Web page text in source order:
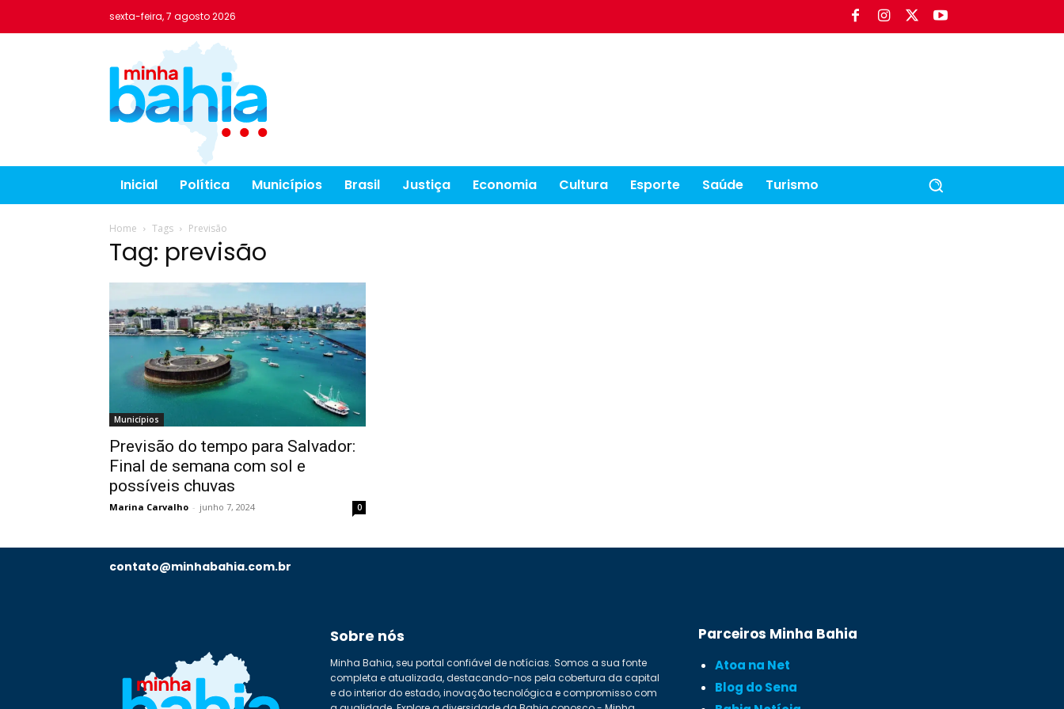
sexta-feira, 7 agosto 2026
Inicial Política Municípios Brasil Justiça Economia Cultura Esporte Saúde Turismo
Home Tags Previsão
Tag: previsão
Municípios
Previsão do tempo para Salvador:
Final de semana com sol e
possíveis chuvas
Marina Carvalho - junho 7, 2024 0
contato@minhabahia.com.br
Sobre nós
Minha Bahia, seu portal confiável de notícias. Somos a sua fonte
completa e atualizada, destacando-nos pela cobertura da capital
e do interior do estado, inovação tecnológica e compromisso com
Parceiros Minha Bahia
Atoa na Net
Blog do Sena